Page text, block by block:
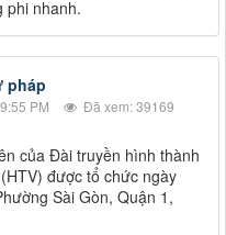
phi nhanh.
pháp
PM
Đã xem: 39169
của Đài truyền hình thành
được tổ chức ngày
Sài Gòn, Quận 1,